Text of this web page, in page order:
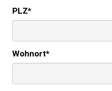
PLZ*
Wohnort*